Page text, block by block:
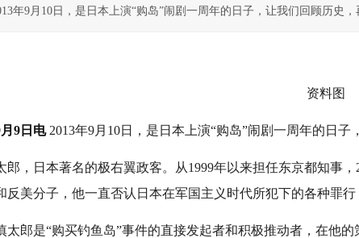
年9月10日，是日本上演“购岛”闹剧一周年的日子，让我们回顾历史
资料图
9日电2013年9月10日，是日本上演“购岛”闹剧一周年的日
，日本著名的极右翼政客。从1999年以来担任东京都知事
反美分子，他一直否认日本在军国主义时代所犯下的各种罪
是“购买钓鱼岛”事件的直接发起者和积极推动者，在他的